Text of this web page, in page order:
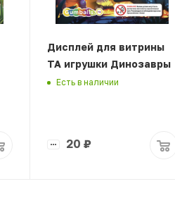
Дисплей для витрины
ТА игрушки Динозавры
Есть в наличии
20 ₽